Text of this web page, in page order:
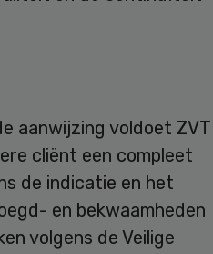
aanwijzing voldoet ZVT
cliënt een compleet
de indicatie en het
en bekwaamheden
volgens de Veilige